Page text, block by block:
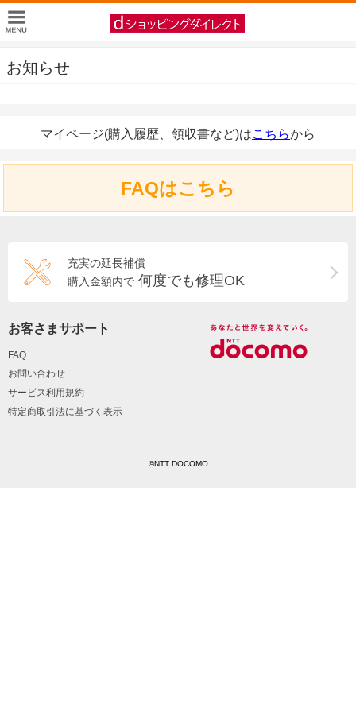
お知らせ
マイページ(購入履歴、領収書など)はこちらから
FAQはこちら
充実の延長補償
購入金額内で 何度でも修理OK
お客さまサポート
FAQ
お問い合わせ
サービス利用規約
特定商取引法に基づく表示
©NTT DOCOMO